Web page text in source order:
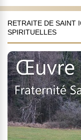
RETRAITE DE SAINT
SPIRITUELLES